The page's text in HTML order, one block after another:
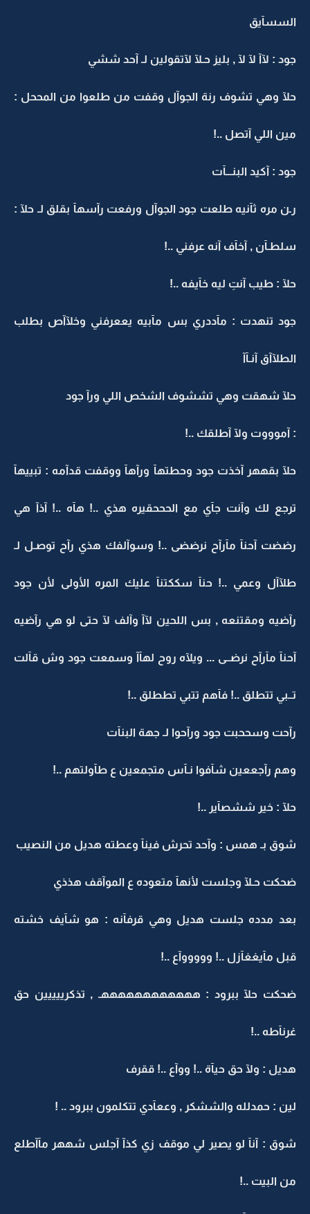
السسآيق
جود : لآآ لآ لآ , بليز حـلآ لآتقولين لـ آحد ششي
حلآ وهي تشوف رنة الجوآل وقفت من طلعوا من المححل :
مين اللي آتصل ..!
جود : آكيد البنـــآت
رـن مره ثآنيه طلعت جود الجوآل ورفعت رآسهآ بقلق لـ حلآ :
سلطـآن , آخآف آنه عرفني ..!
حلآ : طيب آنتِ ليه خآيفه ..!
جود تنهدت : مآددري بس مآبيه يععرفني وخلآآص بطلب
الطلآآق آنـآآ
حلآ شهقت وهي تششوف الشخص اللي ورآ جود
: آموووت ولآ آطلقك ..!
حلآ بقههر آخذت جود وحطتهآ ورآهآ ووقفت قدآمه : تبييهآ
ترجع لك وآنت جآي مع الحححقيره هذي ..! هآه ..! آذآ هي
رضضت آحنآ مآرآح نرضضى ..! وسوآلفك هذي رآح توصـل لـ
طلآآل وعمي ..! حنآ سككتنآ عليك المره الأولى لأن جود
رآضيه ومقتنعه , بس اللحين لآآ وآلف لآ حتى لو هي رآضيه
آحنآ مآرآح نرضــى ... ويلآه روح لهآآ وسمعت جود وش قآلت
تــبي تتطلق ..! فآهم تتبي تططلق ..!
رآحت وسححبت جود ورآحوا لـ جهة البنآت
وهم رآجععين شآفوا نـآس متجمعين ع طآولتهم ..!
حلآ : خير ششصآير ..!
شوق بـ همس : وآحد تحرش فينآ وعطته هديل من النصيب
ضحكت حـلآ وجلست لأنهآ متعوده ع الموآقف هذذي
بعد مدده جلست هديل وهي قرفآنه : هو شآيف خشته
قبل مآيغغآزل ..! وووووآع ..!
ضحكت حلآ ببرود : ههههههههههههـ , تذكرييييين حق
غرنآطه ..!
هديل : ولآ حق حيآة ..! ووآع ..! ققرف
لين : حمدلله والششكر , وععآدي تتكلمون ببرود .. !
شوق : آنآ لو يصير لي موقف زي كذآ آجلس شههر مآآطلع
من البيت ..!